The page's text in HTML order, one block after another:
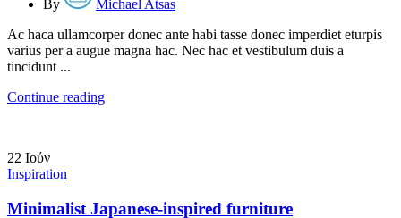
By
Michael Atsas
Ac haca ullamcorper donec ante habi tasse donec imperdiet eturpis
varius per a augue magna hac. Nec hac et vestibulum duis a
tincidunt ...
Continue reading
22 Ιούν
Inspiration
Minimalist Japanese-inspired furniture